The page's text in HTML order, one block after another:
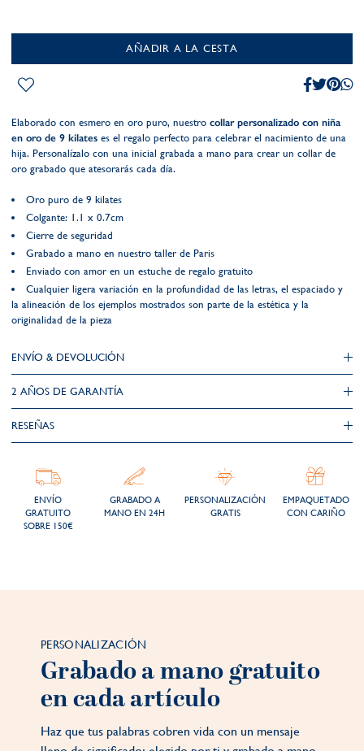
AÑADIR A LA CESTA
Elaborado con esmero en oro puro, nuestro collar personalizado con niña
en oro de 9 kilates es el regalo perfecto para celebrar el nacimiento de una
hija. Personalízalo con una inicial grabada a mano para crear un collar de
oro grabado que atesorarás cada día.
Oro puro de 9 kilates
Colgante: 1.1 x 0.7cm
Cierre de seguridad
Grabado a mano en nuestro taller de Paris
Enviado con amor en un estuche de regalo gratuito
Cualquier ligera variación en la profundidad de las letras, el espaciado y
la alineación de los ejemplos mostrados son parte de la estética y la
originalidad de la pieza
ENVÍO & DEVOLUCIÓN
2 AÑOS DE GARANTÍA​
RESEÑAS
ENVÍO
GRATUITO
SOBRE 150€
GRABADO A
MANO EN 24H
PERSONALIZACIÓN
GRATIS
EMPAQUETADO
CON CARIÑO
PERSONALIZACIÓN
Grabado a mano gratuito
en cada artículo
Haz que tus palabras cobren vida con un mensaje